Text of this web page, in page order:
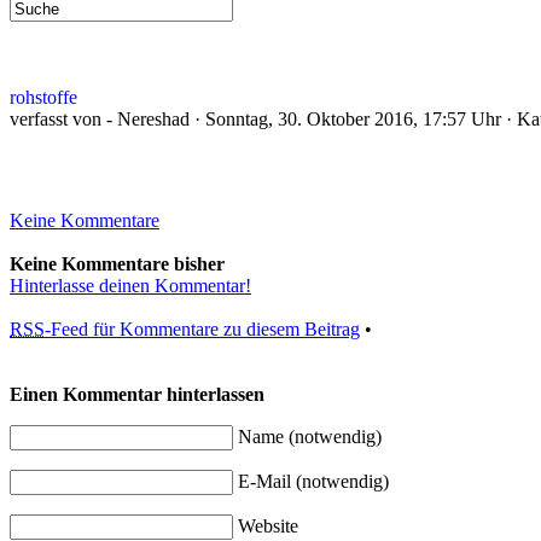
rohstoffe
verfasst von - Nereshad · Sonntag, 30. Oktober 2016, 17:57 Uhr ·
Keine Kommentare
Keine Kommentare bisher
Hinterlasse deinen Kommentar!
RSS-Feed für Kommentare zu diesem Beitrag •
Einen Kommentar hinterlassen
Name (notwendig)
E-Mail (notwendig)
Website